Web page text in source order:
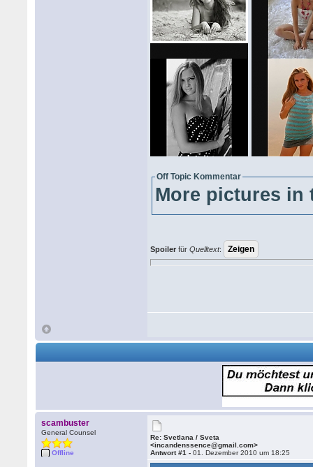
Off Topic Kommentar
More pictures in
Spoiler fürQuelltext:
scambuster
General Counsel
Offline
Re: Svetlana / Sveta
<incandenssence@gmail.com>
Antwort #1 -01. Dezember 2010 um 18:25